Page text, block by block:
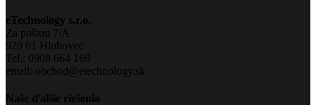
eTechnology s.r.o.
Za poštou 7/A
920 01 Hlohovec
Tel.: 0908 664 169
email: obchod@etechnology.sk
Naše ďalšie riešenia